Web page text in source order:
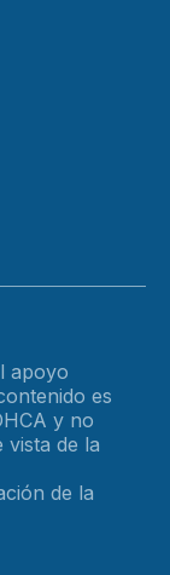
apoyo
es
y no
vista de la
de la